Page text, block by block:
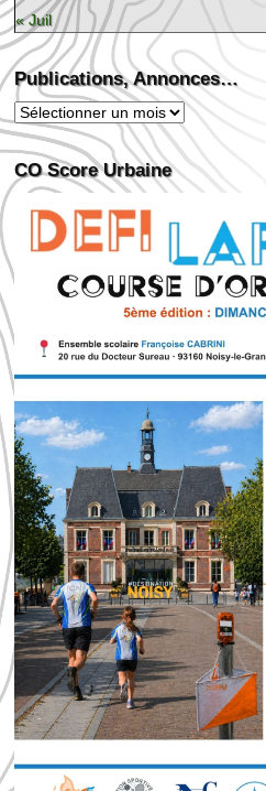
« Juil
Publications, Annonces…
Publications,
Annonces…
CO Score Urbaine